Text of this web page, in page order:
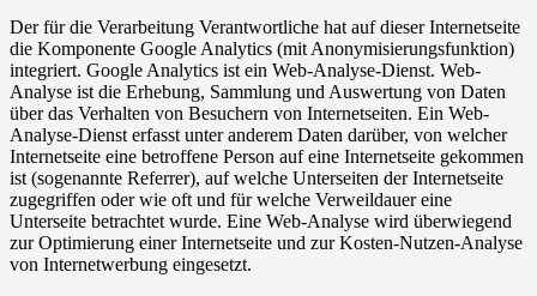
Der für die Verarbeitung Verantwortliche hat auf dieser Internetseite
die Komponente Google Analytics (mit Anonymisierungsfunktion)
integriert. Google Analytics ist ein Web-Analyse-Dienst. Web-
Analyse ist die Erhebung, Sammlung und Auswertung von Daten
über das Verhalten von Besuchern von Internetseiten. Ein Web-
Analyse-Dienst erfasst unter anderem Daten darüber, von welcher
Internetseite eine betroffene Person auf eine Internetseite gekommen
ist (sogenannte Referrer), auf welche Unterseiten der Internetseite
zugegriffen oder wie oft und für welche Verweildauer eine
Unterseite betrachtet wurde. Eine Web-Analyse wird überwiegend
zur Optimierung einer Internetseite und zur Kosten-Nutzen-Analyse
von Internetwerbung eingesetzt.